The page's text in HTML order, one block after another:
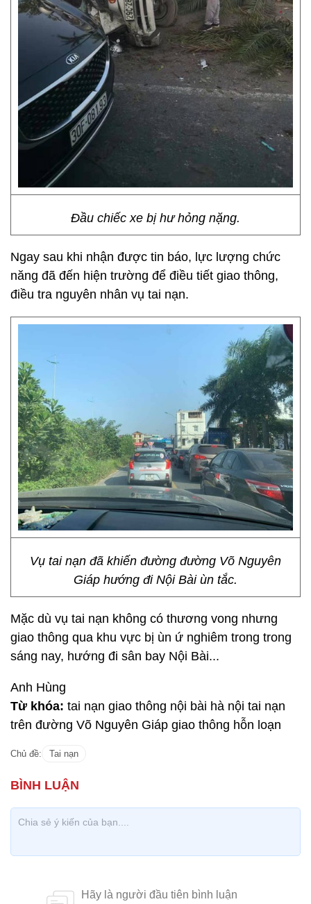
Đầu chiếc xe bị hư hỏng nặng.
Ngay sau khi nhận được tin báo, lực lượng chức
năng đã đến hiện trường để điều tiết giao thông,
điều tra nguyên nhân vụ tai nạn.
Vụ tai nạn đã khiến đường đường Võ Nguyên
Giáp hướng đi Nội Bài ùn tắc.
Mặc dù vụ tai nạn không có thương vong nhưng
giao thông qua khu vực bị ùn ứ nghiêm trong trong
sáng nay, hướng đi sân bay Nội Bài...
Anh Hùng
Từ khóa: tai nạn giao thông nội bài hà nội tai nạn
trên đường Võ Nguyên Giáp giao thông hỗn loạn
Chủ đề: Tai nạn